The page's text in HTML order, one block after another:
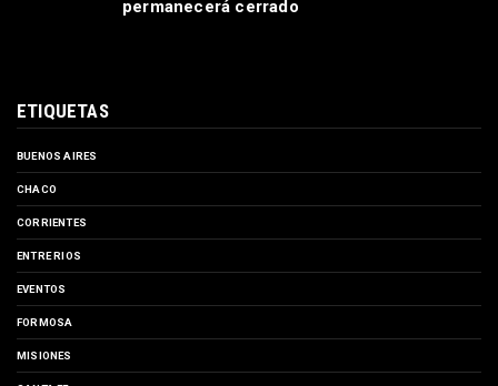
permanecerá cerrado
ETIQUETAS
BUENOS AIRES
CHACO
CORRIENTES
ENTRE RIOS
EVENTOS
FORMOSA
MISIONES